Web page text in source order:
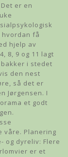
er en
hvordan få
hjelp av
8, 9 og 11 lagt
i stedet
den nest
så det er
Jørgensen. I
et godt
våre. Planering
og dyreliv: Flere
er et